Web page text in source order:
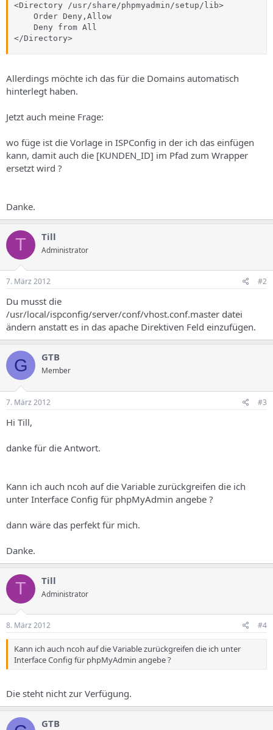
<Directory /usr/share/phpmyadmin/setup/lib>
    Order Deny,Allow
    Deny from All
</Directory>
Allerdings möchte ich das für die Domains automatisch
hinterlegt haben.
Jetzt auch meine Frage:
wo füge ist die Vorlage in ISPConfig in der ich das einfügen
kann, damit auch die [KUNDEN_ID] im Pfad zum Wrapper
ersetzt wird ?
Danke.
T Till
Administrator
7. März 2012 #2
Du musst die
/usr/local/ispconfig/server/conf/vhost.conf.master datei
ändern anstatt es in das apache Direktiven Feld einzufügen.
G GTB
Member
7. März 2012 #3
Hi Till,
danke für die Antwort.
Kann ich auch ncoh auf die Variable zurückgreifen die ich
unter Interface Config für phpMyAdmin angebe ?
dann wäre das perfekt für mich.
Danke.
T Till
Administrator
8. März 2012 #4
Kann ich auch ncoh auf die Variable zurückgreifen die ich unter
Interface Config für phpMyAdmin angebe ?
Die steht nicht zur Verfügung.
GTB